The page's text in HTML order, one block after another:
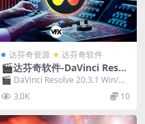
达芬奇资源 达芬奇软件
🎬达芬奇软件-DaVinci Resol
ve Studio 20.3.1 Win/Mac中
文破解版下载
🎬 DaVinci Resolve 20.3.1 Win/M
3.0K 10